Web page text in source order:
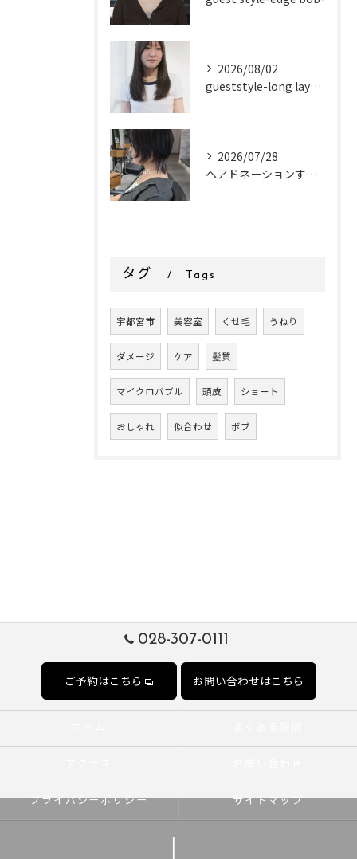
2026/08/02
gueststyle-long layer-
2026/07/28
ヘアドネーションするお客様✂
タグ Tags
宇都宮市 美容室 くせ毛 うねり
ダメージ ケア 髪質
マイクロバブル 頭皮 ショート
おしゃれ 似合わせ ボブ
028-307-0111
ご予約はこちら お問い合わせはこちら
プライバシーポリシー サイトマップ